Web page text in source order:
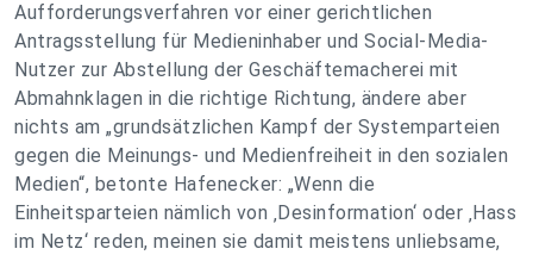
Aufforderungsverfahren vor einer gerichtlichen
Antragsstellung für Medieninhaber und Social-Media-
Nutzer zur Abstellung der Geschäftemacherei mit
Abmahnklagen in die richtige Richtung, ändere aber
nichts am „grundsätzlichen Kampf der Systemparteien
gegen die Meinungs- und Medienfreiheit in den sozialen
Medien“, betonte Hafenecker: „Wenn die
Einheitsparteien nämlich von ‚Desinformation‘ oder ‚Hass
im Netz‘ reden, meinen sie damit meistens unliebsame,